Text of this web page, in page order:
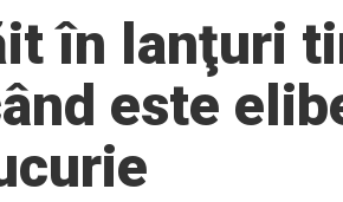
în lanţuri
este